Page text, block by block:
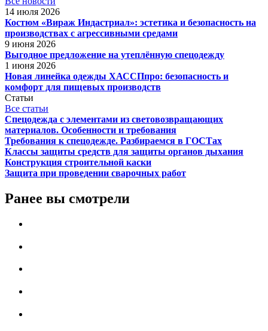
14 июля 2026
Костюм «Вираж Индастриал»: эстетика и безопасность на
производствах с агрессивными средами
9 июня 2026
Выгодное предложение на утеплённую спецодежду
1 июня 2026
Новая линейка одежды ХАССПпро: безопасность и
комфорт для пищевых производств
Статьи
Все статьи
Спецодежда с элементами из световозвращающих
материалов. Особенности и требования
Требования к спецодежде. Разбираемся в ГОСТах
Классы защиты средств для защиты органов дыхания
Конструкция строительной каски
Защита при проведении сварочных работ
Ранее вы смотрели